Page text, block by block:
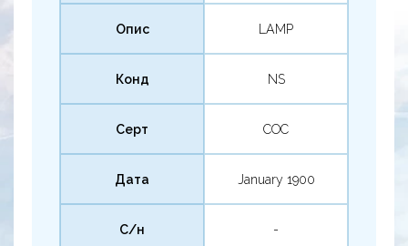
Опис LAMP
Конд NS
Серт COC
Дата January 1900
С/н -